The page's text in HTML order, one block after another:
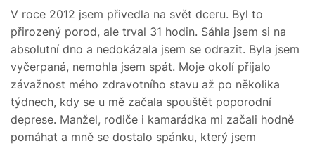
V roce 2012 jsem přivedla na svět dceru. Byl to
přirozený porod, ale trval 31 hodin. Sáhla jsem si na
absolutní dno a nedokázala jsem se odrazit. Byla jsem
vyčerpaná, nemohla jsem spát. Moje okolí přijalo
závažnost mého zdravotního stavu až po několika
týdnech, kdy se u mě začala spouštět poporodní
deprese. Manžel, rodiče i kamarádka mi začali hodně
pomáhat a mně se dostalo spánku, který jsem